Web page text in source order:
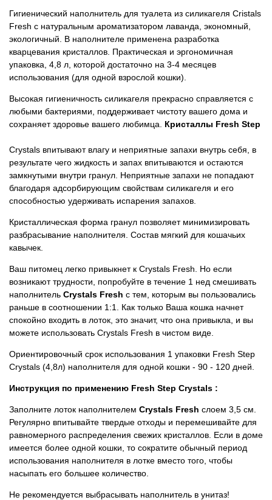
Гигиенический наполнитель для туалета из силикагеля Cristals
Fresh с натуральным ароматизатором лаванда, экономный,
экологичный. В наполнителе применена разработка
кварцевания кристаллов. Практическая и эргономичная
упаковка, 4,8 л, которой достаточно на 3-4 месяцев
использования (для одной взрослой кошки).
Высокая гигиеничность силикагеля прекрасно справляется с
любыми бактериями, поддерживает чистоту вашего дома и
сохраняет здоровье вашего любимца. Кристаллы Fresh Step
Crystals впитывают влагу и неприятные запахи внутрь себя, в
результате чего жидкость и запах впитываются и остаются
замкнутыми внутри гранул. Неприятные запахи не попадают
благодаря адсорбирующим свойствам силикагеля и его
способностью удерживать испарения запахов.
Кристаллическая форма гранул позволяет минимизировать
разбрасывание наполнителя. Состав мягкий для кошачьих
кавычек.
Ваш питомец легко привыкнет к Crystals Fresh. Но если
возникают трудности, попробуйте в течение 1 нед смешивать
наполнитель Crystals Fresh с тем, которым вы пользовались
раньше в соотношении 1:1. Как только Ваша кошка начнет
спокойно входить в лоток, это значит, что она привыкла, и вы
можете использовать Crystals Fresh в чистом виде.
Ориентировочный срок использования 1 упаковки Fresh Step
Crystals (4,8л) наполнителя для одной кошки - 90 - 120 дней.
Инструкция по применению Fresh Step Crystals :
Заполните лоток наполнителем Crystals Fresh слоем 3,5 см.
Регулярно впитывайте твердые отходы и перемешивайте для
равномерного распределения свежих кристаллов. Если в доме
имеется более одной кошки, то сократите обычный период
использования наполнителя в лотке вместо того, чтобы
насыпать его большее количество.
Не рекомендуется выбрасывать наполнитель в унитаз!
Товары для грызунов
Товары для лошадей
Хозряд - хозтовары оптом
Популярные зоотовары
Архив / Снято с производства